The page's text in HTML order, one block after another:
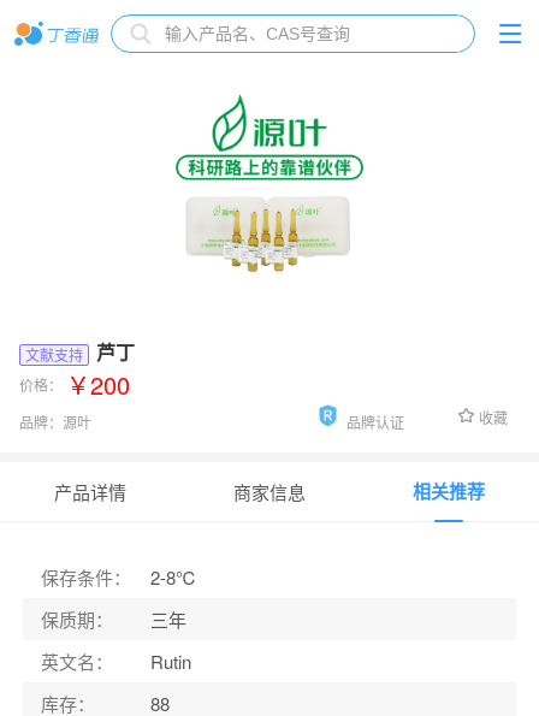
文献支持 芦丁
价格： ￥200
品牌： 源叶 品牌认证 收藏
产品详情 商家信息 相关推荐
保存条件：
2-8℃
保质期：
三年
英文名：
Rutin
库存：
88